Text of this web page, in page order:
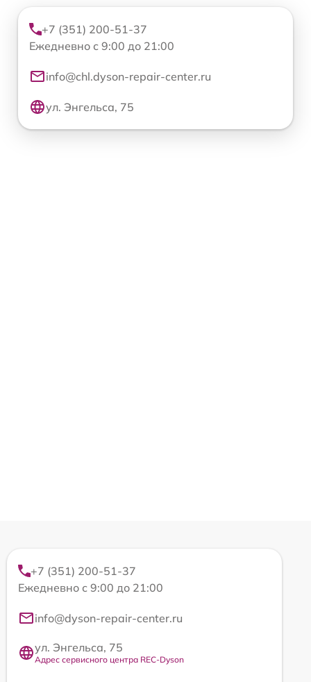
+7 (351) 200-51-37
Ежедневно с 9:00 до 21:00
info@chl.dyson-repair-center.ru
ул. Энгельса, 75
+7 (351) 200-51-37
Ежедневно с 9:00 до 21:00
info@dyson-repair-center.ru
ул. Энгельса, 75
Адрес сервисного центра REC-Dyson